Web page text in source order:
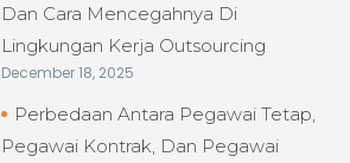
Dan Cara Mencegahnya Di
Lingkungan Kerja Outsourcing
December 18, 2025
Perbedaan Antara Pegawai Tetap,
Pegawai Kontrak, Dan Pegawai